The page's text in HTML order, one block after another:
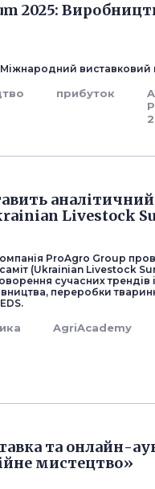
2025:
Міжнародний
прибуток
Livestock
ProAgro Group
(Ukrainian Livestock
сучасних трендів
переробки
AgriAcademy
та онлайн-
мистецтво»